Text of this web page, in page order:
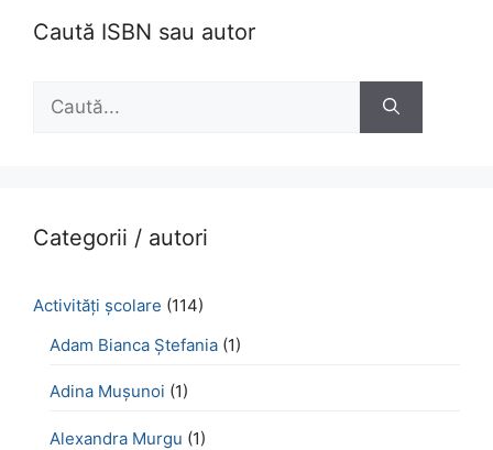
Caută ISBN sau autor
Caută
Categorii / autori
Activităţi şcolare (114)
Adam Bianca Ștefania (1)
Adina Mușunoi (1)
Alexandra Murgu (1)